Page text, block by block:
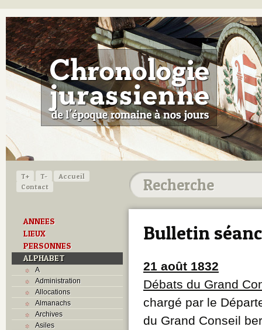
T+ T-
Accueil
Contact
ANNEES
LIEUX
PERSONNES
ALPHABET
A
Administration
Allocations
Almanachs
Archives
Asiles
Bulletin
21 août 1832
Débats du Grand
chargé par le
du Grand Conseil